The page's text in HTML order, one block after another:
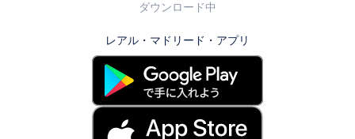
ダウンロード中
レアル・マドリード・アプリ